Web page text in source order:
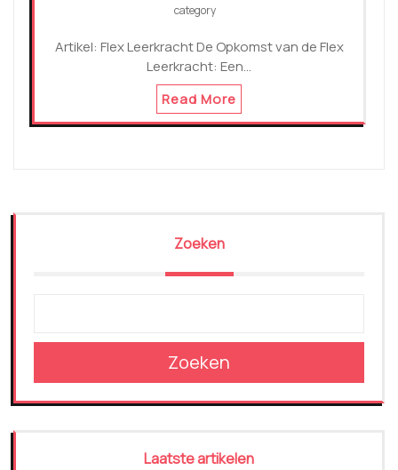
category
Artikel: Flex Leerkracht De Opkomst van de Flex
Leerkracht: Een…
Read More
Zoeken
Zoeken
Laatste artikelen